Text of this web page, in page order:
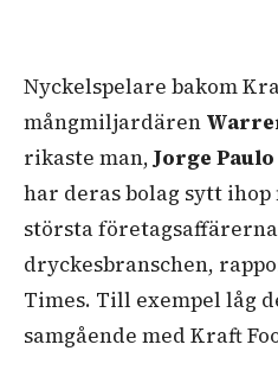
Nyckelspelare bakom
mångmiljardären
rikaste man,Jorge
har deras bolag sytt
största
dryckesbranschen,
Times. Till exempel låg
samgående med Kraft